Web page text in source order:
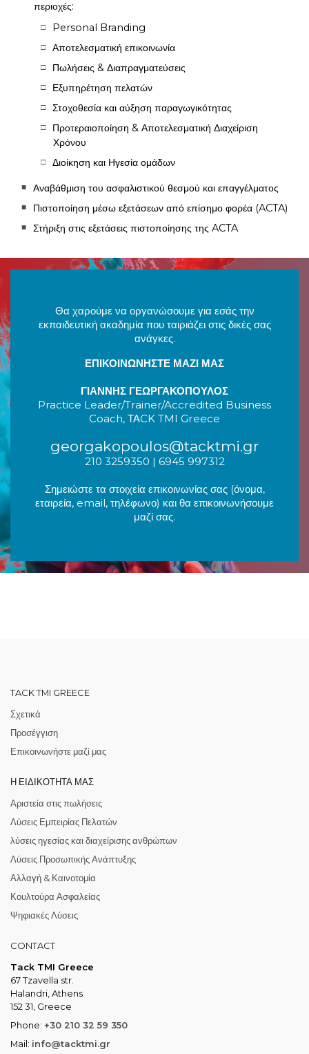
περιοχές:
Personal Branding
Αποτελεσματική επικοινωνία
Πωλήσεις & Διαπραγματεύσεις
Εξυπηρέτηση πελατών
Στοχοθεσία και αύξηση παραγωγικότητας
Προτεραιοποίηση & Αποτελεσματική Διαχείριση
Χρόνου
Διοίκηση και Ηγεσία ομάδων
Αναβάθμιση του ασφαλιστικού θεσμού και επαγγέλματος
Πιστοποίηση μέσω εξετάσεων από επίσημο φορέα (ACTA)
Στήριξη στις εξετάσεις πιστοποίησης της ACTA
Θα χαρούμε να οργανώσουμε για εσάς την
εκπαιδευτική ακαδημία που ταιριάζει στις δικές σας
ανάγκες.
ΕΠΙΚΟΙΝΩΝΗΣΤΕ ΜΑΖΙ ΜΑΣ
ΓΙΑΝΝΗΣ ΓΕΩΡΓΑΚΟΠΟΥΛΟΣ
Practice Leader/Trainer/Accredited Business
Coach, ΤΑCK TMI Greece
georgakopoulos@tacktmi.gr
210 3259350 | 6945 997312
Σημειώστε τα στοιχεία επικοινωνίας σας (όνομα,
εταιρεία, email, τηλέφωνο) και θα επικοινωνήσουμε
μαζί σας.
TACK TMI GREECE
Σχετικά
Προσέγγιση
Επικοινωνήστε μαζί μας
Η ΕΙΔΙΚΌΤΗΤΆ ΜΑΣ
Αριστεία στις πωλήσεις
Λύσεις Εμπειρίας Πελατών
λύσεις ηγεσίας και διαχείρισης ανθρώπων
Λύσεις Προσωπικής Ανάπτυξης
Αλλαγή & Καινοτομία
Κουλτούρα Ασφαλείας
Ψηφιακές Λύσεις
CONTACT
Tack TMI Greece
67 Tzavella str.
Halandri, Athens
152 31, Greece
Phone: +30 210 32 59 350
Mail: info@tacktmi.gr